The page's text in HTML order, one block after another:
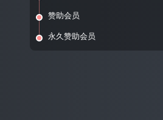
赞助会员
永久赞助会员